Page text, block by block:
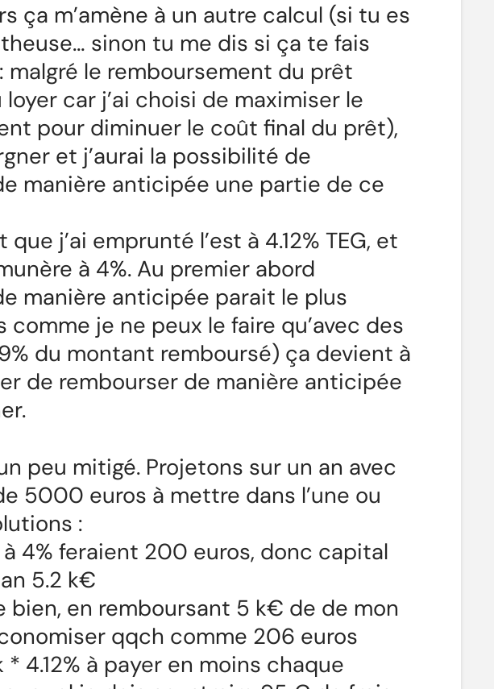
ça m’amène à un autre calcul (si tu es
sinon tu me dis si ça te fais
malgré le remboursement du prêt
car j’ai choisi de maximiser le
pour diminuer le coût final du prêt),
et j’aurai la possibilité de
manière anticipée une partie de ce
que j’ai emprunté l’est à 4.12% TEG, et
à 4%. Au premier abord
manière anticipée parait le plus
comme je ne peux le faire qu’avec des
du montant remboursé) ça devient à
de rembourser de manière anticipée
peu mitigé. Projetons sur un an avec
5000 euros à mettre dans l’une ou
:
4% feraient 200 euros, donc capital
5.2 k€
bien, en remboursant 5 k€ de de mon
qqch comme 206 euros
4.12% à payer en moins chaque